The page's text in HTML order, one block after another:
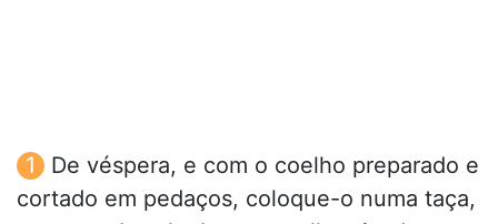
De véspera, e com o coelho preparado e
cortado em pedaços, coloque-o numa taça,